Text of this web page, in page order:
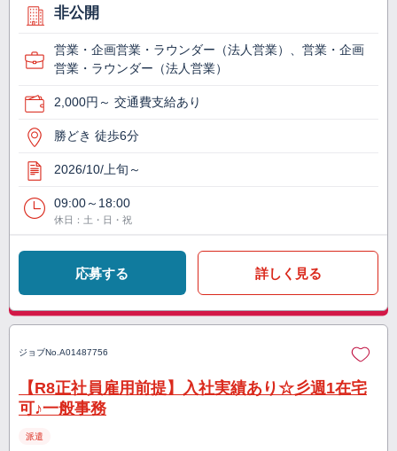
非公開
営業・企画営業・ラウンダー（法人営業）、営業・企画
営業・ラウンダー（法人営業）
2,000円～ 交通費支給あり
勝どき 徒歩6分
2026/10/上旬～
09:00～18:00
休日：土・日・祝
応募する 詳しく見る
ジョブNo. A01487756
【R8正社員雇用前提】入社実績あり☆彡週1在宅
可♪一般事務
派遣